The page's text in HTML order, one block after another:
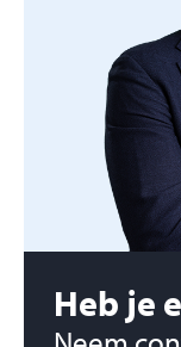
Heb je